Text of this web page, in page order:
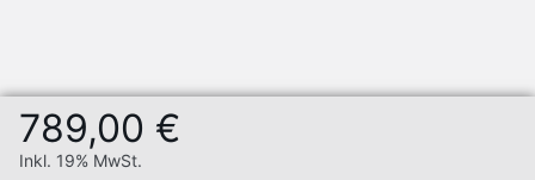
789,00 €
Inkl. 19% MwSt.